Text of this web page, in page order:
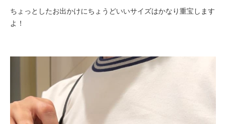
ちょっとしたお出かけにちょうどいいサイズはかなり重宝します
よ！